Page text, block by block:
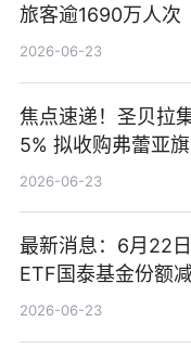
旅客逾1690万人次
2026-06-23
焦点速递！圣贝拉
5% 拟收购弗蕾亚
业务少数股权
2026-06-23
最新消息：6月22
ETF国泰基金份额
份，重仓股紫金矿
2026-06-23